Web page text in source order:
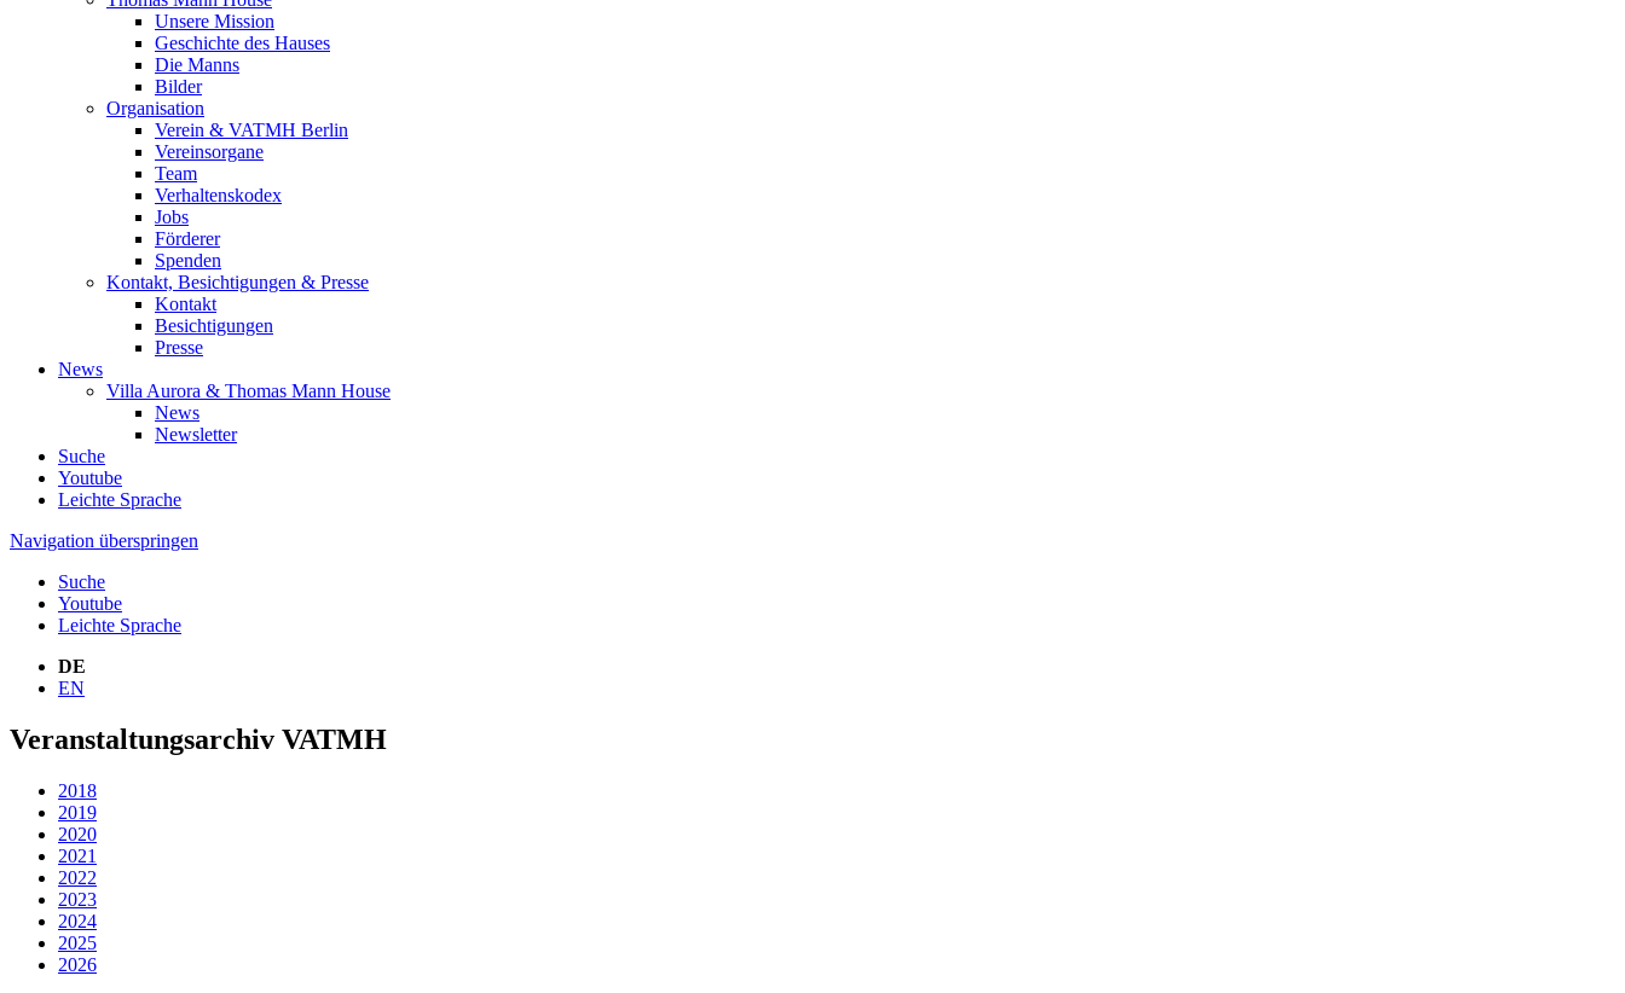
Unsere Mission
Geschichte des Hauses
Die Manns
Bilder
Organisation
Verein & VATMH Berlin
Vereinsorgane
Team
Verhaltenskodex
Jobs
Förderer
Spenden
Kontakt, Besichtigungen & Presse
Kontakt
Besichtigungen
Presse
News
Villa Aurora & Thomas Mann House
News
Newsletter
Suche
Youtube
Leichte Sprache
Navigation überspringen
Suche
Youtube
Leichte Sprache
DE
EN
Veranstaltungsarchiv VATMH
2018
2019
2020
2021
2022
2023
2024
2025
2026